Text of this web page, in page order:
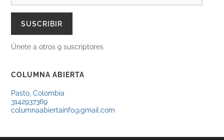
CORREO
SUSCRIBIR
Únete a otros 9 suscriptores
COLUMNA ABIERTA
Pasto, Colombia
3142937369
columnaabiertainfo@gmail.com